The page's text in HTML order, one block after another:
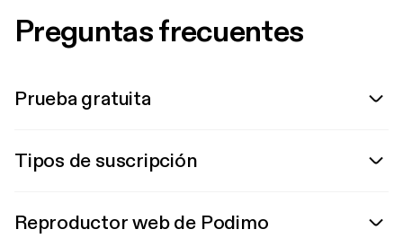
Preguntas frecuentes
Prueba gratuita
Tipos de suscripción
Reproductor web de Podimo